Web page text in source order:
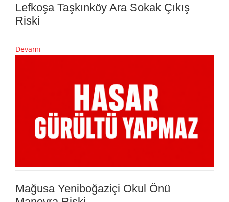
Lefkoşa Taşkınköy Ara Sokak Çıkış
Riski
Devamı
Mağusa Yeniboğaziçi Okul Önü